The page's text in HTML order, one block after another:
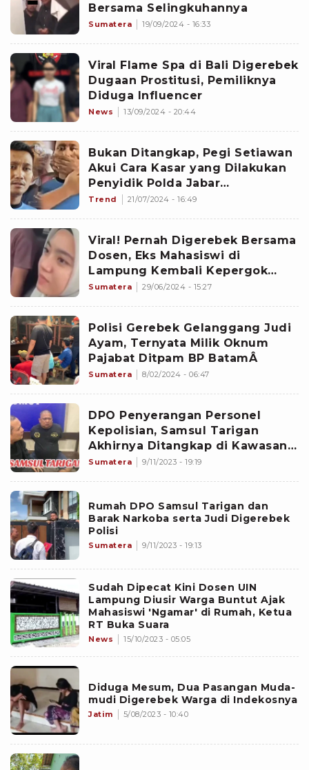
Bersama Selingkuhannya
Sumatera 19/09/2024 - 16:33
Viral Flame Spa di Bali Digerebek
Dugaan Prostitusi, Pemiliknya
Diduga Influencer
News 13/09/2024 - 20:44
Bukan Ditangkap, Pegi Setiawan
Akui Cara Kasar yang Dilakukan
Penyidik Polda Jabar
Terhadapnya: Nggak Tahu Apa
Trend 21/07/2024 - 16:49
Viral! Pernah Digerebek Bersama
Dosen, Eks Mahasiswi di
Lampung Kembali Kepergok
Bersama Suami Orang
Sumatera 29/06/2024 - 15:27
Polisi Gerebek Gelanggang Judi
Ayam, Ternyata Milik Oknum
Pajabat Ditpam BP BatamÂ
Sumatera 8/02/2024 - 06:47
DPO Penyerangan Personel
Kepolisian, Samsul Tarigan
Akhirnya Ditangkap di Kawasan
Tanah Karo
Sumatera 9/11/2023 - 19:19
Rumah DPO Samsul Tarigan dan
Barak Narkoba serta Judi Digerebek
Polisi
Sumatera 9/11/2023 - 19:13
Sudah Dipecat Kini Dosen UIN
Lampung Diusir Warga Buntut Ajak
Mahasiswi 'Ngamar' di Rumah, Ketua
RT Buka Suara
News 15/10/2023 - 05:05
Diduga Mesum, Dua Pasangan Muda-
mudi Digerebek Warga di Indekosnya
Jatim 5/08/2023 - 10:40